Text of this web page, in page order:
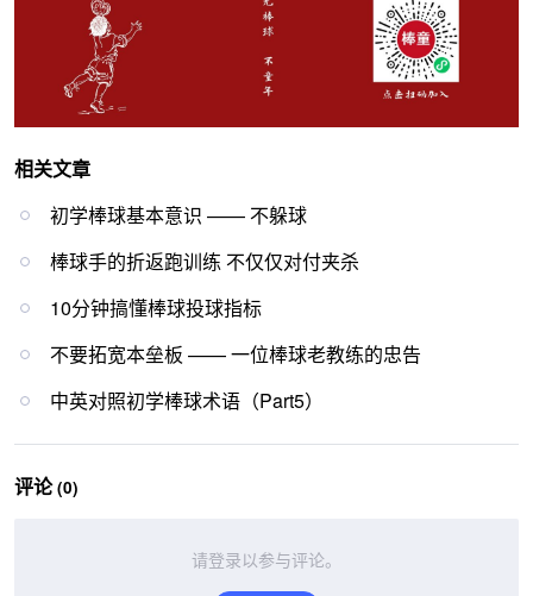
相关文章
初学棒球基本意识 —— 不躲球
棒球手的折返跑训练 不仅仅对付夹杀
10分钟搞懂棒球投球指标
不要拓宽本垒板 —— 一位棒球老教练的忠告
中英对照初学棒球术语（Part5）
评论(0)
请登录以参与评论。